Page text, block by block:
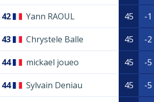
42 Yann RAOUL 45 -1
43 Chrystele Balle 45 -2
44 mickael joueo 45 -5
44 Sylvain Deniau 45 -5